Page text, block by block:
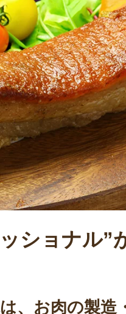
連携し、阿賀野
立ち上げの旗振
で、自身の精通
に様々な商品企
もに阿賀野市の
ショナル”
、お肉の製造